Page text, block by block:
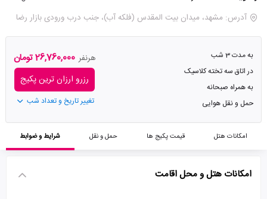
آدرس: مشهد، میدان بیت المقدس (فلکه آب)، جنب درب ورودی بازار رضا
به مدت 3 شب
در اتاق سه تخته کلاسیک
به همراه صبحانه
حمل و نقل هوایی
هرنفر 26,760,000 تومان
رزرو ارزان ترین پکیج
تغییر تاریخ و تعداد شب
امکانات هتل قیمت پکیج ها حمل و نقل شرایط و ضوابط
امکانات هتل و محل اقامت